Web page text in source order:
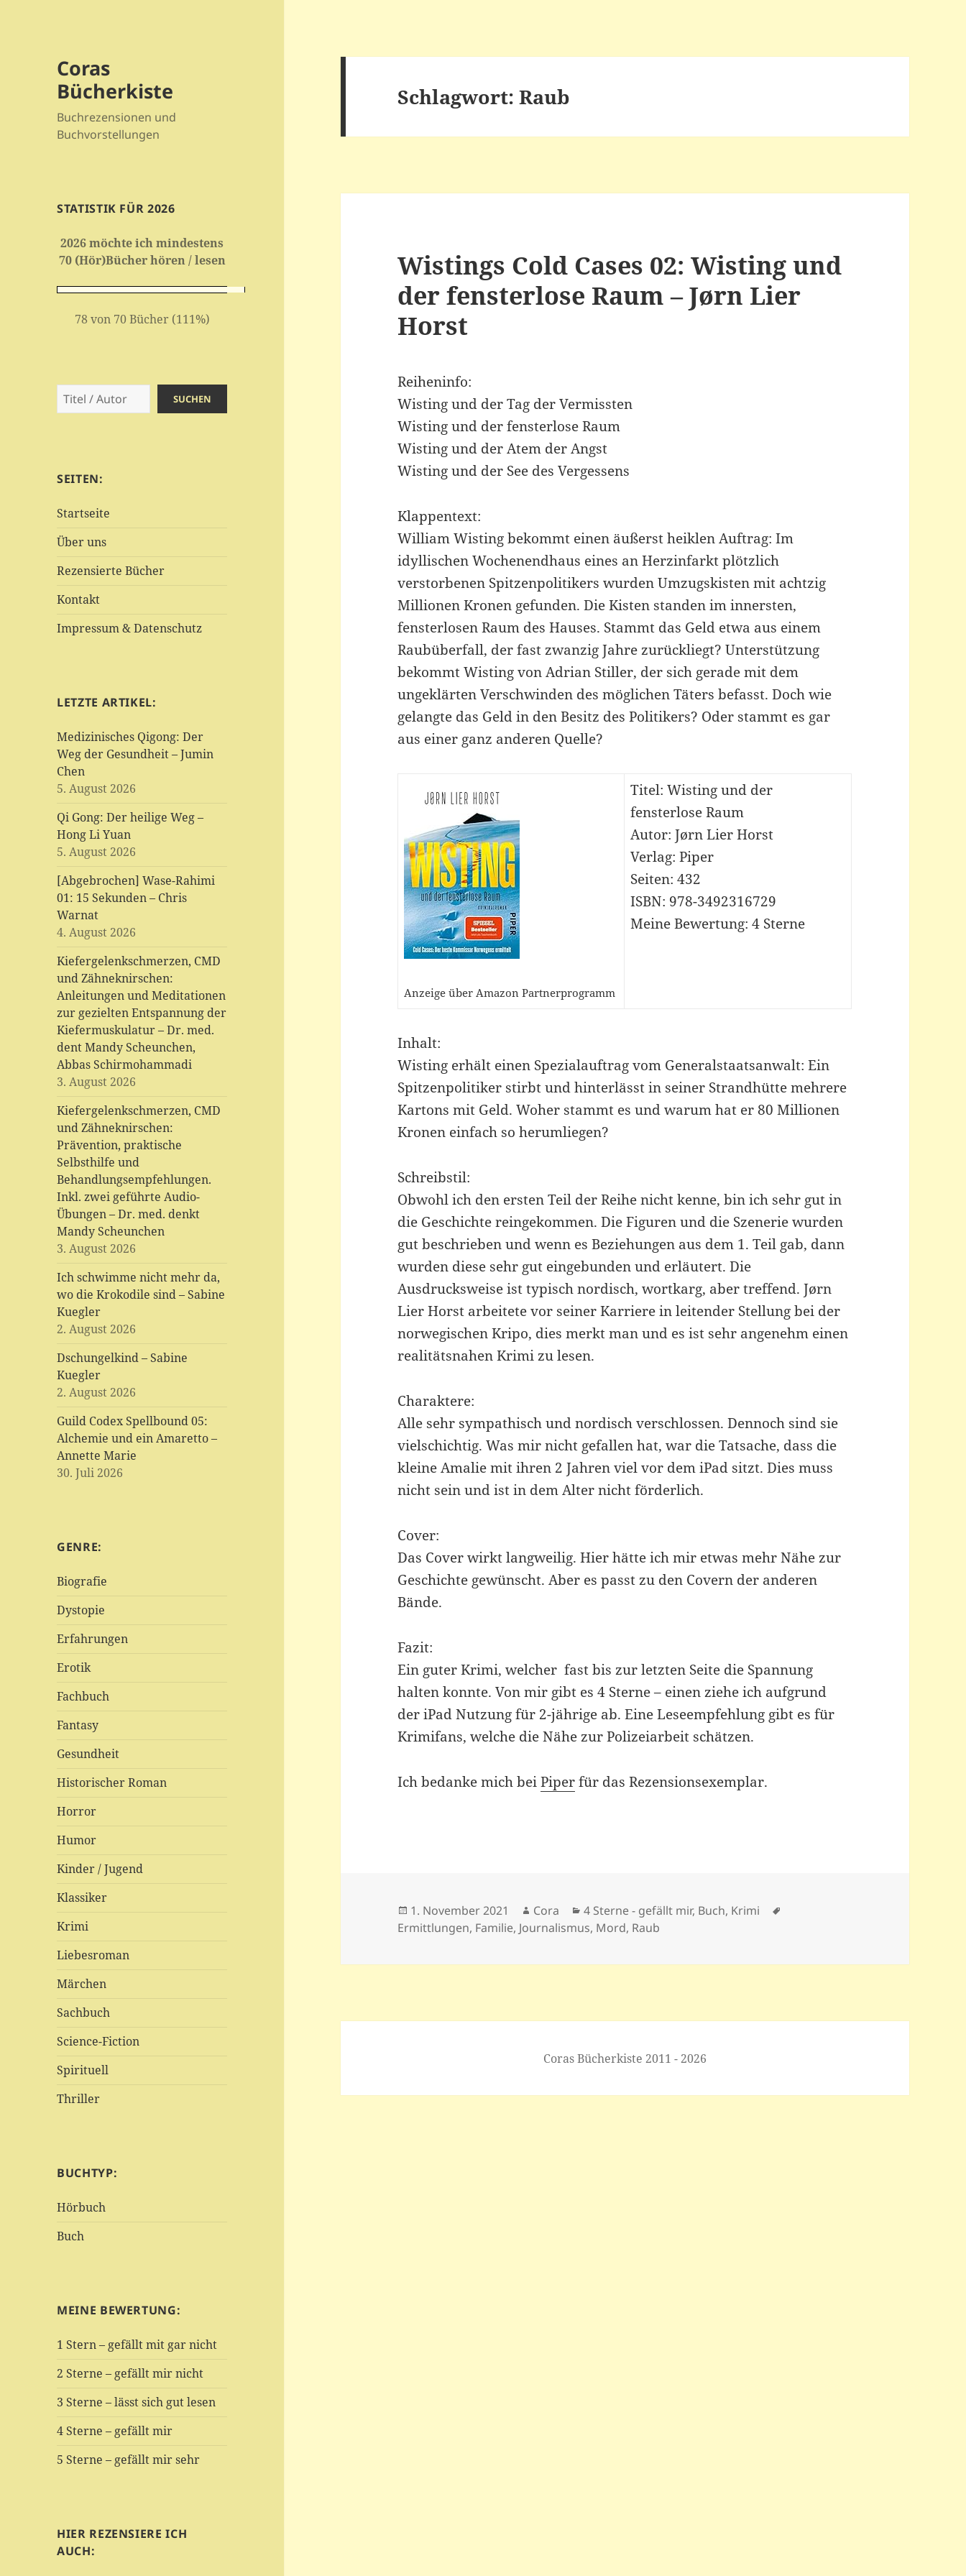
Coras
Bücherkiste
Buchrezensionen und
Buchvorstellungen
STATISTIK FÜR 2026
2026 möchte ich mindestens
70 (Hör)Bücher hören / lesen
78 von 70 Bücher (111%)
Suchen SUCHEN
SEITEN:
Startseite
Über uns
Rezensierte Bücher
Kontakt
Impressum & Datenschutz
LETZTE ARTIKEL:
Medizinisches Qigong: Der
Weg der Gesundheit – Jumin
Chen
5. August 2026
Qi Gong: Der heilige Weg –
Hong Li Yuan
5. August 2026
[Abgebrochen] Wase-Rahimi
01: 15 Sekunden – Chris
Warnat
4. August 2026
Kiefergelenkschmerzen, CMD
und Zähneknirschen:
Anleitungen und Meditationen
zur gezielten Entspannung der
Kiefermuskulatur – Dr. med.
dent Mandy Scheunchen,
Abbas Schirmohammadi
3. August 2026
Kiefergelenkschmerzen, CMD
und Zähneknirschen:
Prävention, praktische
Selbsthilfe und
Behandlungsempfehlungen.
Inkl. zwei geführte Audio-
Übungen – Dr. med. denkt
Mandy Scheunchen
3. August 2026
Ich schwimme nicht mehr da,
wo die Krokodile sind – Sabine
Kuegler
2. August 2026
Dschungelkind – Sabine
Kuegler
2. August 2026
Guild Codex Spellbound 05:
Alchemie und ein Amaretto –
Annette Marie
30. Juli 2026
GENRE:
Biografie
Dystopie
Erfahrungen
Erotik
Fachbuch
Fantasy
Gesundheit
Historischer Roman
Horror
Humor
Kinder / Jugend
Klassiker
Krimi
Liebesroman
Märchen
Sachbuch
Science-Fiction
Spirituell
Thriller
BUCHTYP:
Hörbuch
Buch
MEINE BEWERTUNG:
1 Stern – gefällt mit gar nicht
2 Sterne – gefällt mir nicht
3 Sterne – lässt sich gut lesen
4 Sterne – gefällt mir
5 Sterne – gefällt mir sehr
HIER REZENSIERE ICH
AUCH:
Schlagwort:Raub
Wistings Cold Cases 02: Wisting und
der fensterlose Raum – Jørn Lier
Horst
Reiheninfo:
Wisting und der Tag der Vermissten
Wisting und der fensterlose Raum
Wisting und der Atem der Angst
Wisting und der See des Vergessens
Klappentext:
William Wisting bekommt einen äußerst heiklen Auftrag: Im
idyllischen Wochenendhaus eines an Herzinfarkt plötzlich
verstorbenen Spitzenpolitikers wurden Umzugskisten mit achtzig
Millionen Kronen gefunden. Die Kisten standen im innersten,
fensterlosen Raum des Hauses. Stammt das Geld etwa aus einem
Raubüberfall, der fast zwanzig Jahre zurückliegt? Unterstützung
bekommt Wisting von Adrian Stiller, der sich gerade mit dem
ungeklärten Verschwinden des möglichen Täters befasst. Doch wie
gelangte das Geld in den Besitz des Politikers? Oder stammt es gar
aus einer ganz anderen Quelle?
Anzeige über Amazon Partnerprogramm
Titel: Wisting und der
fensterlose Raum
Autor: Jørn Lier Horst
Verlag: Piper
Seiten: 432
ISBN: 978-3492316729
Meine Bewertung: 4 Sterne
Inhalt:
Wisting erhält einen Spezialauftrag vom Generalstaatsanwalt: Ein
Spitzenpolitiker stirbt und hinterlässt in seiner Strandhütte mehrere
Kartons mit Geld. Woher stammt es und warum hat er 80 Millionen
Kronen einfach so herumliegen?
Schreibstil:
Obwohl ich den ersten Teil der Reihe nicht kenne, bin ich sehr gut in
die Geschichte reingekommen. Die Figuren und die Szenerie wurden
gut beschrieben und wenn es Beziehungen aus dem 1. Teil gab, dann
wurden diese sehr gut eingebunden und erläutert. Die
Ausdrucksweise ist typisch nordisch, wortkarg, aber treffend. Jørn
Lier Horst arbeitete vor seiner Karriere in leitender Stellung bei der
norwegischen Kripo, dies merkt man und es ist sehr angenehm einen
realitätsnahen Krimi zu lesen.
Charaktere:
Alle sehr sympathisch und nordisch verschlossen. Dennoch sind sie
vielschichtig. Was mir nicht gefallen hat, war die Tatsache, dass die
kleine Amalie mit ihren 2 Jahren viel vor dem iPad sitzt. Dies muss
nicht sein und ist in dem Alter nicht förderlich.
Cover:
Das Cover wirkt langweilig. Hier hätte ich mir etwas mehr Nähe zur
Geschichte gewünscht. Aber es passt zu den Covern der anderen
Bände.
Fazit:
Ein guter Krimi, welcher fast bis zur letzten Seite die Spannung
halten konnte. Von mir gibt es 4 Sterne – einen ziehe ich aufgrund
der iPad Nutzung für 2-jährige ab. Eine Leseempfehlung gibt es für
Krimifans, welche die Nähe zur Polizeiarbeit schätzen.
Ich bedanke mich beiPiperfür das Rezensionsexemplar.
Veröffentlicht
am
1. November 2021 Autor
Cora Kategorien
4 Sterne - gefällt mir, Buch, Krimi
Ermittlungen, Familie, Journalismus, Mord, Raub
Coras Bücherkiste 2011 - 2026